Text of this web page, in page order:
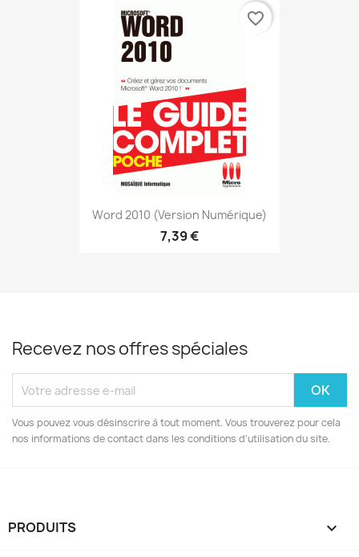
Word 2010 (version Numérique)
7,39 €
favorite_border
Recevez nos offres spéciales
Vous pouvez vous désinscrire à tout moment. Vous trouverez pour cela
nos informations de contact dans les conditions d'utilisation du site.
PRODUITS 